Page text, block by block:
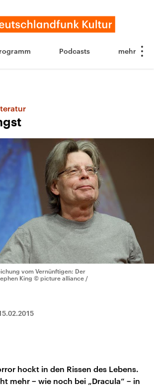
Podcasts
vom Vernünftigen: Der
King © picture alliance /
hockt in den Rissen des Lebens.
mehr − wie noch bei „Dracula“ − in